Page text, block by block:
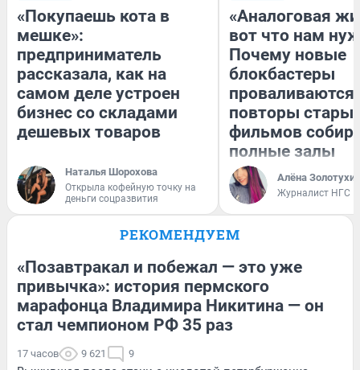
«Покупаешь кота в
мешке»:
предприниматель
рассказала, как на
самом деле устроен
бизнес со складами
дешевых товаров
Наталья Шорохова
Открыла кофейную точку на
деньги соцразвития
«Аналоговая
вот что нам
Почему новые
блокбастеры
повторы
фильмов
полные залы
Алёна
Журналист НГС
РЕКОМЕНДУЕМ
«Позавтракал и побежал — это уже
привычка»: история пермского
марафонца Владимира Никитина — он
стал чемпионом РФ 35 раз
17 часов 9 621 9